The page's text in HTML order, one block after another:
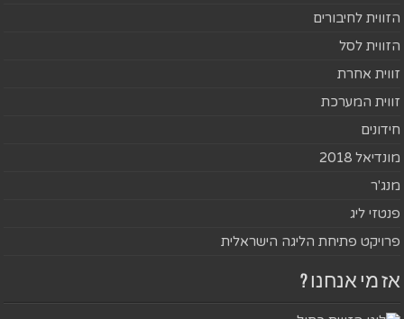
הזווית לחיבורים
הזווית לסל
זווית אחרת
זווית המערכת
חידונים
מונדיאל 2018
מנג'ר
פנטזי ליג
פרויקט פתיחת הליגה הישראלית
אז מי אנחנו ?